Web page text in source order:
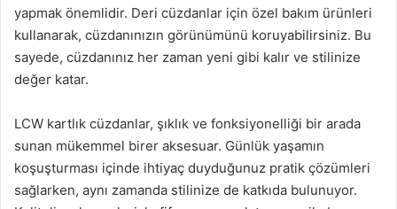
yapmak önemlidir. Deri cüzdanlar için özel bakım ürünleri
kullanarak, cüzdanınızın görünümünü koruyabilirsiniz. Bu
sayede, cüzdanınız her zaman yeni gibi kalır ve stilinize
değer katar.
LCW kartlık cüzdanlar, şıklık ve fonksiyonelliği bir arada
sunan mükemmel birer aksesuar. Günlük yaşamın
koşuşturması içinde ihtiyaç duyduğunuz pratik çözümleri
sağlarken, aynı zamanda stilinize de katkıda bulunuyor.